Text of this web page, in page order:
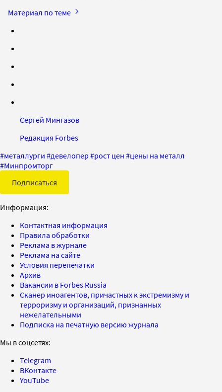
Материал по теме
Сергей Мингазов
Редакция Forbes
#металлурги #девелопер #рост цен #цены на металл
#Минпромторг
Подписаться
Информация:
Контактная информация
Правила обработки
Реклама в журнале
Реклама на сайте
Условия перепечатки
Архив
Вакансии в Forbes Russia
Сканер иноагентов, причастных к экстремизму и
терроризму и организаций, признанных
нежелательными
Подписка на печатную версию журнала
Мы в соцсетях:
Telegram
ВКонтакте
YouTube